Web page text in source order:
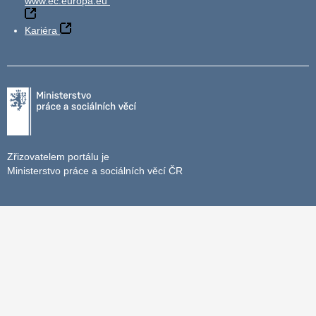
Kariéra
Zřizovatelem portálu je
Ministerstvo práce a sociálních věcí ČR